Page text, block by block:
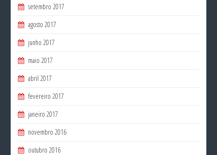
setembro 2017
agosto 2017
junho 2017
maio 2017
abril 2017
fevereiro 2017
janeiro 2017
novembro 2016
outubro 2016